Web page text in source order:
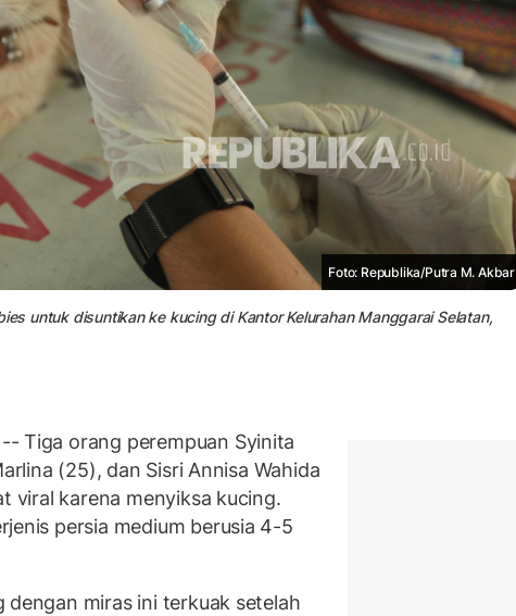
Foto: Republika/Putra M. Akbar
untuk disuntikan ke kucing di Kantor Kelurahan Manggarai Selatan,
-- Tiga orang perempuan Syinita
(25), dan Sisri Annisa Wahida
viral karena menyiksa kucing.
persia medium berusia 4-5
miras ini terkuak setelah